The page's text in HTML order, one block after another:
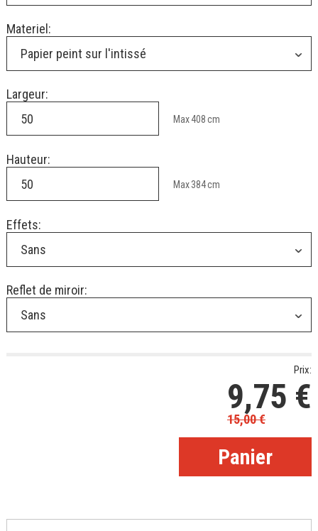
Materiel:
Papier peint sur l'intissé
Largeur:
Max408cm
Hauteur:
Max384cm
Effets:
Sans
Reflet de miroir:
Sans
Prix:
9,75 €
15,00€